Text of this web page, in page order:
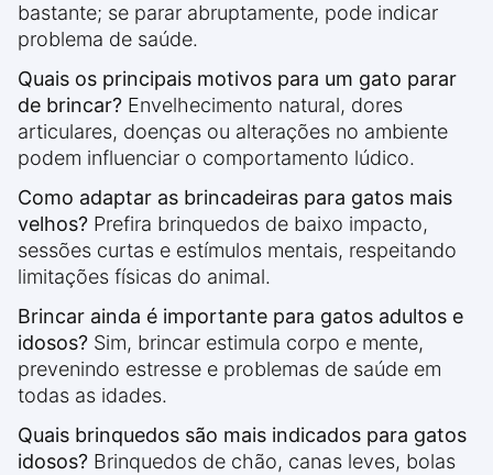
bastante; se parar abruptamente, pode indicar
problema de saúde.
Quais os principais motivos para um gato parar
de brincar? Envelhecimento natural, dores
articulares, doenças ou alterações no ambiente
podem influenciar o comportamento lúdico.
Como adaptar as brincadeiras para gatos mais
velhos? Prefira brinquedos de baixo impacto,
sessões curtas e estímulos mentais, respeitando
limitações físicas do animal.
Brincar ainda é importante para gatos adultos e
idosos? Sim, brincar estimula corpo e mente,
prevenindo estresse e problemas de saúde em
todas as idades.
Quais brinquedos são mais indicados para gatos
idosos? Brinquedos de chão, canas leves, bolas